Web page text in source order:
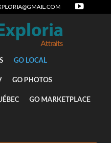
Attraits
GO LOCAL
GO PHOTOS
GO MARKETPLACE